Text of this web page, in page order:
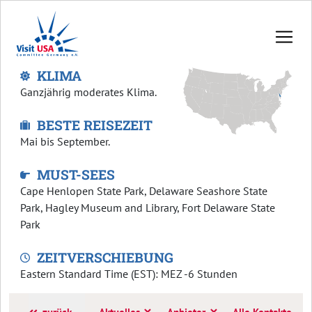
KLIMA
Ganzjährig moderates Klima.
BESTE REISEZEIT
Mai bis September.
MUST-SEES
Cape Henlopen State Park, Delaware Seashore State
Park, Hagley Museum and Library, Fort Delaware State
Park
ZEITVERSCHIEBUNG
Eastern Standard Time (EST): MEZ -6 Stunden